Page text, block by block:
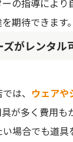
の指導により
期待できます。
ズがレンタル
は、 ウェアや
が多く費用も
場合でも道